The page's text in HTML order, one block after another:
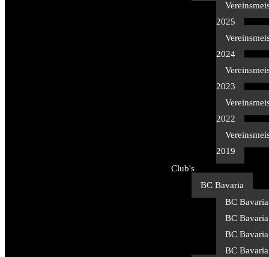
2025
2024
2023
2022
2019
Club's
BC Bavaria
BC Bavaria
BC
BC
BC